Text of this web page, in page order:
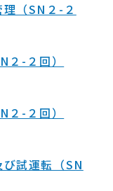
（SN２-２
-２回）
-２回）
試運転（SN